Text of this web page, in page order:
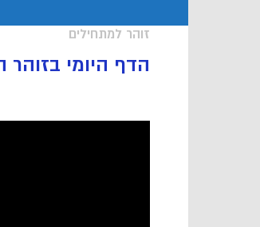
זוהר למתחילים
הדף היומי